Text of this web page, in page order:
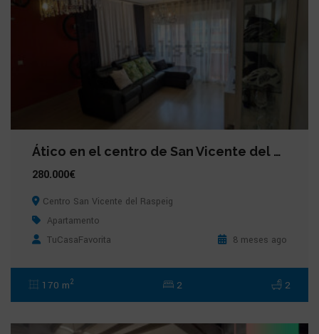
Ático en el centro de San Vicente del Raspeig
280.000€
Centro San Vicente del Raspeig
Apartamento
TuCasaFavorita
8 meses ago
170 m2 2 2